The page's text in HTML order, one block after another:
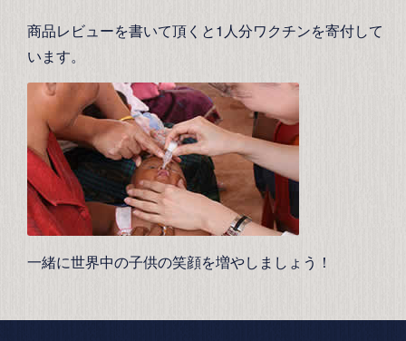
商品レビューを書いて頂くと1人分ワクチンを寄付して
います。
一緒に世界中の子供の笑顔を増やしましょう！